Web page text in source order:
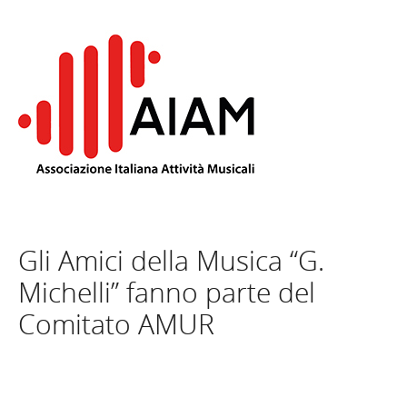
Gli Amici della Musica “G.
Michelli” fanno parte del
Comitato AMUR